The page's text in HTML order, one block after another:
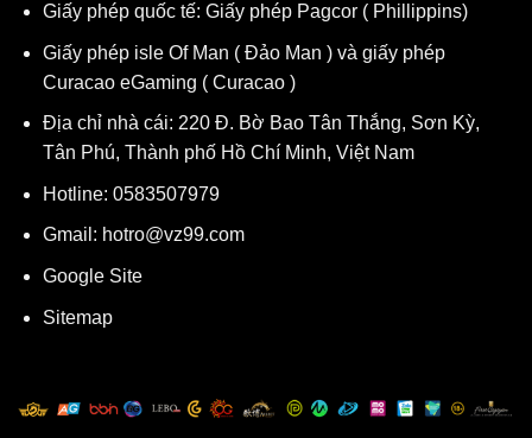
Giấy phép quốc tế: Giấy phép Pagcor ( Phillippins)
Giấy phép isle Of Man ( Đảo Man ) và giấy phép
Curacao eGaming ( Curacao )
Địa chỉ nhà cái: 220 Đ. Bờ Bao Tân Thắng, Sơn Kỳ,
Tân Phú, Thành phố Hồ Chí Minh, Việt Nam
Hotline: 0583507979
Gmail: hotro@vz99.com
Google Site
Sitemap